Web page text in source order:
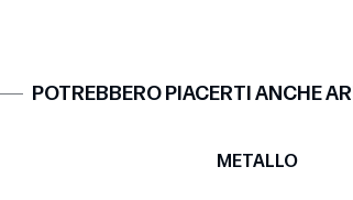
POTREBBERO PIACERTI ANCHE
METALLO